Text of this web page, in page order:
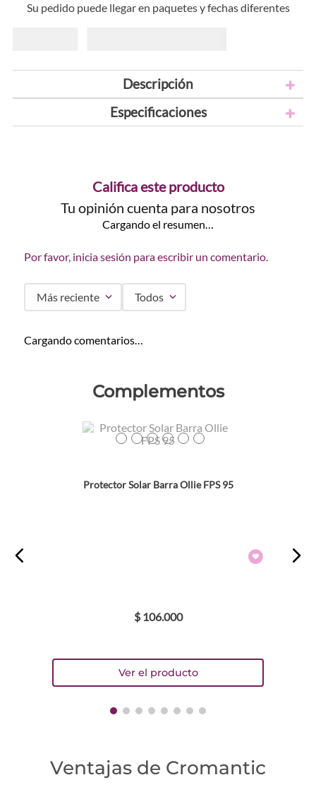
Su pedido puede llegar en paquetes y fechas diferentes
Descripción
Especificaciones
Califica este producto
Tu opinión cuenta para nosotros
Cargando el resumen…
Por favor, inicia sesión para escribir un comentario.
Más reciente Todos
Cargando comentarios…
Complementos
Protector Solar Barra Ollie FPS 95
$ 106.000
Ventajas de Cromantic